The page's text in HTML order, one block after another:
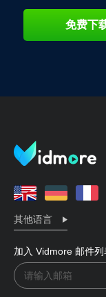
免费下
其他语言
加入 Vidmore 邮件列